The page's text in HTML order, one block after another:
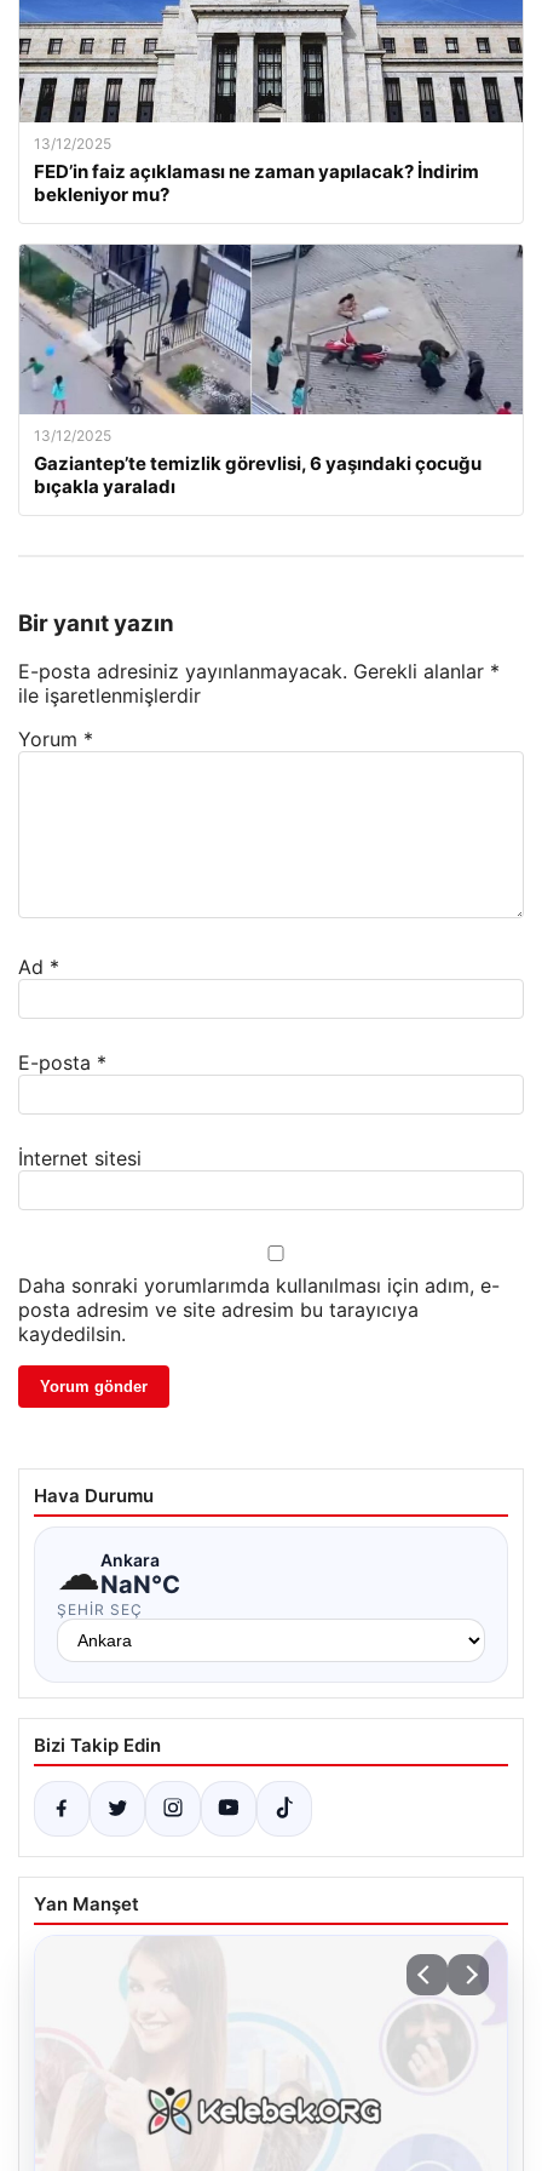
13/12/2025
FED’in faiz açıklaması ne zaman yapılacak? İndirim
bekleniyor mu?
13/12/2025
Gaziantep’te temizlik görevlisi, 6 yaşındaki çocuğu
bıçakla yaraladı
Bir yanıt yazın
E-posta adresiniz yayınlanmayacak. Gerekli alanlar *
ile işaretlenmişlerdir
Yorum *
Ad *
E-posta *
İnternet sitesi
Daha sonraki yorumlarımda kullanılması için adım, e-
posta adresim ve site adresim bu tarayıcıya
kaydedilsin.
Hava Durumu
☁Ankara
NaN°C
ŞEHIR SEÇ
Bizi Takip Edin
Yan Manşet